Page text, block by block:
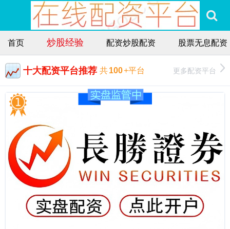
首页 炒股经验 配资炒股配资 股票无息配资
十大配资平台推荐 共100+平台 更多配资平台